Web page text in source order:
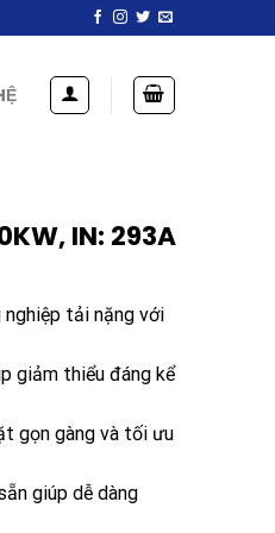
IN: 293A
tải nặng với
giảm thiểu đáng kể
gọn gàng và tối ưu
giúp dễ dàng